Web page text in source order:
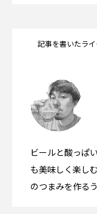
記事を書いたラ
ビールと酸っぱ
も美味しく楽し
のつまみを作る
2026.08.06
2026.07.17
イ
2026.07.05 宮